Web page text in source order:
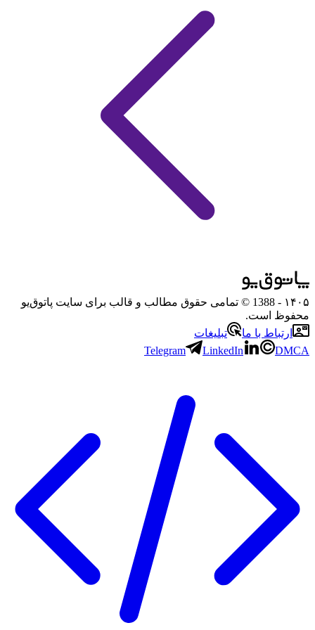
۱۴۰۵
- 1388 © تمامی حقوق مطالب و قالب برای سایت پاتوق‌یو
محفوظ است.
ارتباط با ما
تبلیغات
Telegram
LinkedIn DMCA